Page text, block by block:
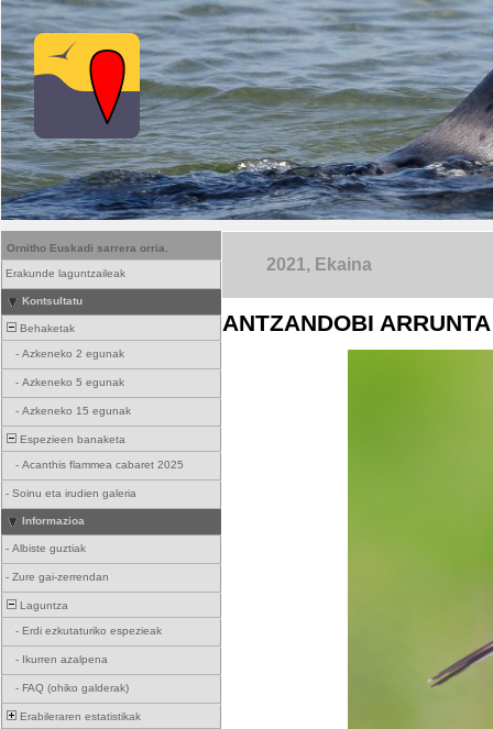
Ornitho Euskadi sarrera orria.
Erakunde laguntzaileak
Kontsultatu
Behaketak
- Azkeneko 2 egunak
- Azkeneko 5 egunak
- Azkeneko 15 egunak
Espezieen banaketa
- Acanthis flammea cabaret 2025
- Soinu eta irudien galeria
Informazioa
- Albiste guztiak
- Zure gai-zerrendan
Laguntza
- Erdi ezkutaturiko espezieak
- Ikurren azalpena
- FAQ (ohiko galderak)
Erabileraren estatistikak
2021, Ekaina
ANTZANDOBI